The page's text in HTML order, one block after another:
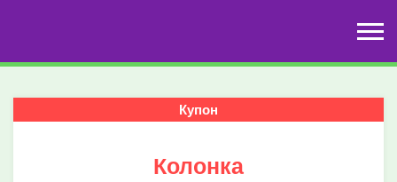
Купон
Колонка